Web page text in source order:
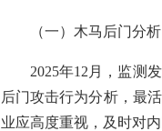
（一）木马后门分析
2025年12月，监测
后门攻击行为分析，最
业应高度重视，及时对